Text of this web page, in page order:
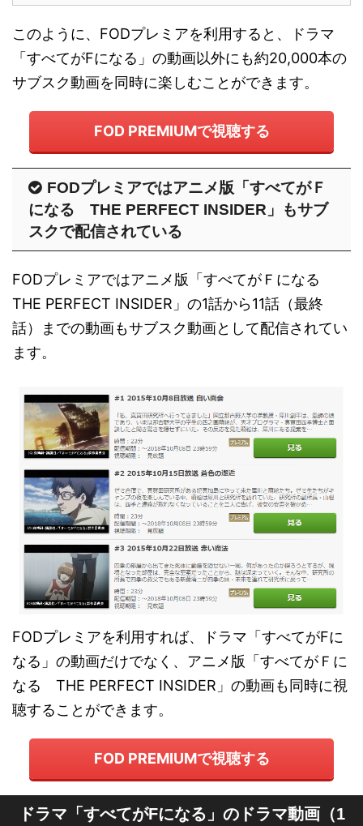
このように、FODプレミアを利用すると、ドラマ
「すべてがFになる」の動画以外にも約20,000本の
サブスク動画を同時に楽しむことができます。
FOD PREMIUMで視聴する
FODプレミアではアニメ版「すべてがＦ
になる THE PERFECT INSIDER」もサブ
スクで配信されている
FODプレミアではアニメ版「すべてがＦになる
THE PERFECT INSIDER」の1話から11話（最終
話）までの動画もサブスク動画として配信されてい
ます。
FODプレミアを利用すれば、ドラマ「すべてがFに
なる」の動画だけでなく、アニメ版「すべてがＦに
なる THE PERFECT INSIDER」の動画も同時に視
聴することができます。
FOD PREMIUMで視聴する
ドラマ「すべてがFになる」のドラマ動画（1